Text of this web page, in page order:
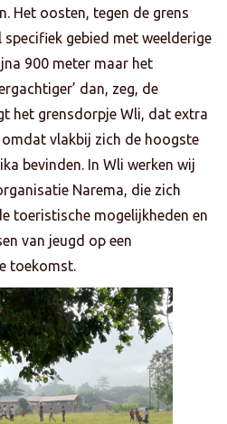
Het oosten, tegen de grens
specifiek gebied met weelderige
900 meter maar het
dan, zeg, de
het grensdorpje Wli, dat extra
vlakbij zich de hoogste
bevinden. In Wli werken wij
Narema, die zich
toeristische mogelijkheden en
van jeugd op een
toekomst.